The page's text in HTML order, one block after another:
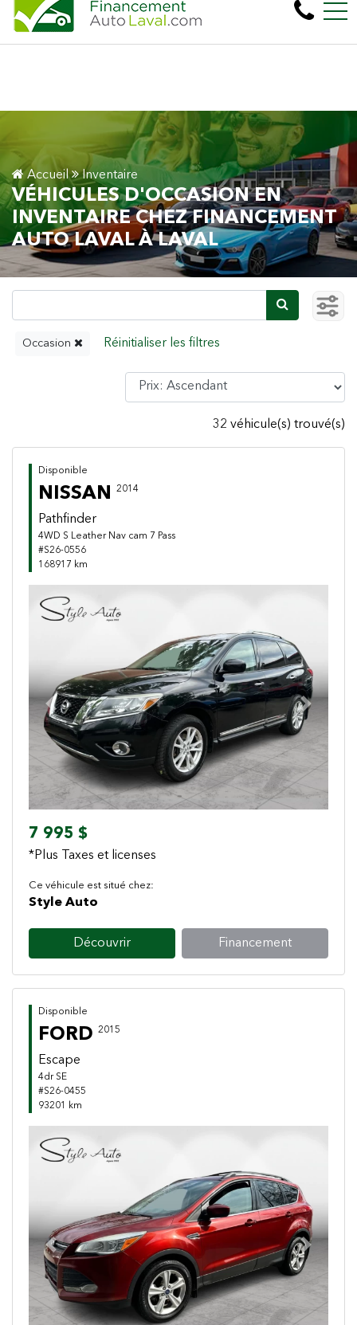
Plus de 600 véhicules! 100% Approuvé Prêt
450, boul. Cartier Ouest, Laval, QC, CA H7N 2L6
EN
Accueil Inventaire
VÉHICULES D'OCCASION EN
INVENTAIRE CHEZ FINANCEMENT
AUTO LAVAL À LAVAL
Occasion
32 véhicule(s) trouvé(s)
Disponible
NISSAN 2014
Pathfinder
4WD S Leather Nav cam 7 Pass
#S26-0556
168917 km
Previous Next
7 995 $
*Plus Taxes et licenses
Ce véhicule est situé chez:
Style Auto
Découvrir Financement
Disponible
FORD 2015
Escape
4dr SE
#S26-0455
93201 km
Previous Next